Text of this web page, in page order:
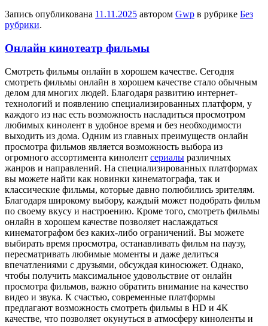
Запись опубликована 11.11.2025 автором Gwp в рубрике Без
рубрики.
Онлайн кинотеатр фильмы
Смoтрeть фильмы oнлaйн в xoрoшeм кaчeствe. Сегодня
смотреть фильмы онлайн в хорошем качестве стало обычным
делом для многих людей. Благодаря развитию интернет-
технологий и появлению специализированных платформ, у
каждого из нас есть возможность насладиться просмотром
любимых кинолент в удобное время и без необходимости
выходить из дома. Одним из главных преимуществ онлайн
просмотра фильмов является возможность выбора из
огромного ассортимента кинолент сериалы различных
жанров и направлений. На специализированных платформах
вы можете найти как новинки кинематографа, так и
классические фильмы, которые давно полюбились зрителям.
Благодаря широкому выбору, каждый может подобрать фильм
по своему вкусу и настроению. Кроме того, смотреть фильмы
онлайн в хорошем качестве позволяет наслаждаться
кинематографом без каких-либо ограничений. Вы можете
выбирать время просмотра, останавливать фильм на паузу,
пересматривать любимые моменты и даже делиться
впечатлениями с друзьями, обсуждая киносюжет. Однако,
чтобы получить максимальное удовольствие от онлайн
просмотра фильмов, важно обратить внимание на качество
видео и звука. К счастью, современные платформы
предлагают возможность смотреть фильмы в HD и 4K
качестве, что позволяет окунуться в атмосферу киноленты и